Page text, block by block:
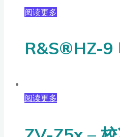
阅读更多
R&S®HZ-9
阅读更多